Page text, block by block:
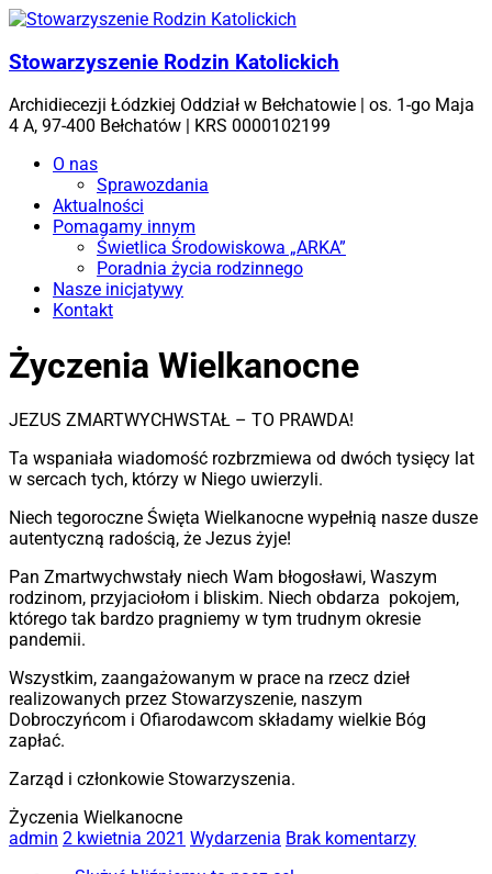
Skip
content
Stowarzyszenie Rodzin Katolickich
Archidiecezji Łódzkiej Oddział w Bełchatowie | os. 1-go Maja
4 A, 97-400 Bełchatów | KRS 0000102199
Menu
O nas
Sprawozdania
Aktualności
Pomagamy innym
Świetlica Środowiskowa „ARKA”
Poradnia życia rodzinnego
Nasze inicjatywy
Kontakt
Życzenia Wielkanocne
JEZUS ZMARTWYCHWSTAŁ – TO PRAWDA!
Ta wspaniała wiadomość rozbrzmiewa od dwóch tysięcy lat
w sercach tych, którzy w Niego uwierzyli.
Niech tegoroczne Święta Wielkanocne wypełnią nasze dusze
autentyczną radością, że Jezus żyje!
Pan Zmartwychwstały niech Wam błogosławi, Waszym
rodzinom, przyjaciołom i bliskim. Niech obdarza pokojem,
którego tak bardzo pragniemy w tym trudnym okresie
pandemii.
Wszystkim, zaangażowanym w prace na rzecz dzieł
realizowanych przez Stowarzyszenie, naszym
Dobroczyńcom i Ofiarodawcom składamy wielkie Bóg
zapłać.
Zarząd i członkowie Stowarzyszenia.
Życzenia Wielkanocne
admin 2 kwietnia 2021 Wydarzenia Brak komentarzy